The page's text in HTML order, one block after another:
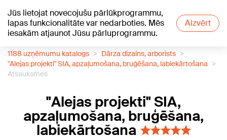
Jūs lietojat novecojušu pārlūkprogrammu,
lapas funkcionalitāte var nedarboties. Mēs
iesakām atjaunot Jūsu pārluprogrammu.
Aizvērt
+15°C
1188 uzņēmumu katalogs
Dārza dizains, arborists
"Alejas projekti" SIA, apzaļumošana, bruģēšana, labiekārtošana
Atsauksmes
"Alejas projekti" SIA,
apzaļumošana, bruģēšana,
labiekārtošana